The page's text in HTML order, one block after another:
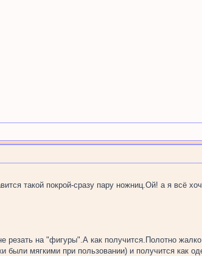
такой покрой-сразу пару ножниц.Ой! а я всё
резать на "фигуры".А как получится.Полотно
были мягкими при пользовании) и получится как